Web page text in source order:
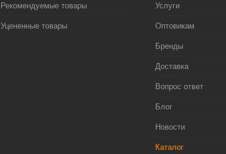
Рекомендуемые товары
Уцененные товары
Услуги
Оптовикам
Бренды
Доставка
Вопрос ответ
Блог
Новости
Каталог